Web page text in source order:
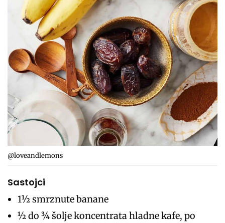
@loveandlemons
Sastojci
1½ smrznute banane
½ do ¾ šolje koncentrata hladne kafe, po